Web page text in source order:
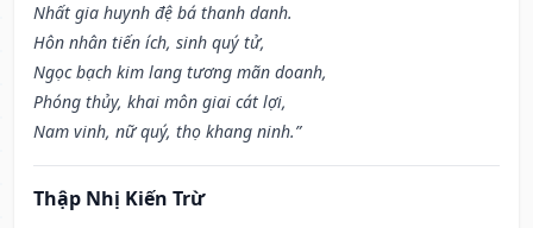
Nhất gia huynh đệ bá thanh danh.
Hôn nhân tiến ích, sinh quý tử,
Ngọc bạch kim lang tương mãn doanh,
Phóng thủy, khai môn giai cát lợi,
Nam vinh, nữ quý, thọ khang ninh.”
Thập Nhị Kiến Trừ